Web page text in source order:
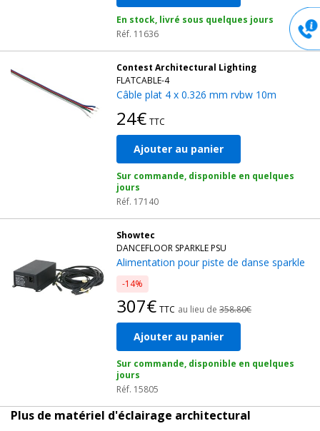
Plus de matériel d'éclairage architectural
En stock, livré sous quelques jours
Réf. 11636
Contest Architectural Lighting
FLATCABLE-4
Câble plat 4 x 0.326 mm rvbw 10m
24€ TTC
Ajouter au panier
Sur commande, disponible en quelques
jours
Réf. 17140
Showtec
DANCEFLOOR SPARKLE PSU
Alimentation pour piste de danse sparkle
-14%
307€ TTC au lieu de 358.80€
Ajouter au panier
Sur commande, disponible en quelques
jours
Réf. 15805